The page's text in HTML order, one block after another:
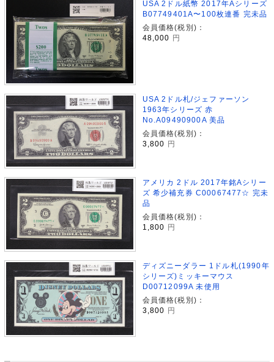
USA 2ドル紙幣 2017年Aシリーズ
B07749401A〜100枚連番 完未品
会員価格(税別)：
48,000 円
USA 2ドル札/ジェファーソン
1963年シリーズ 赤
No.A09490900A 美品
会員価格(税別)：
3,800
円
アメリカ 2ドル 2017年銘Aシリー
ズ 希少補充券 C00067477☆ 完未
品
会員価格(税別)：
1,800 円
ディズニーダラー 1ドル札(1990年
シリーズ)ミッキーマウス
D00712099A 未使用
会員価格(税別)：
3,800 円